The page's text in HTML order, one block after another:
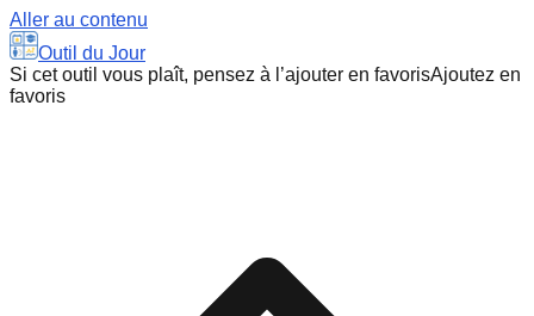
Aller au contenu
Outil du Jour
Si cet outil vous plaît, pensez à l’ajouter en favorisAjoutez en
favoris